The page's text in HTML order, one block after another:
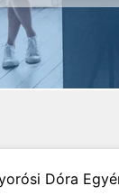
Dóra